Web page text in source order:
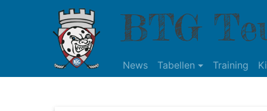
BTG
News Tabellen Training